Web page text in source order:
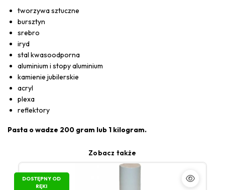
tworzywa sztuczne
bursztyn
srebro
iryd
stal kwasoodporna
aluminium i stopy aluminium
kamienie jubilerskie
acryl
plexa
reflektory
Pasta o wadze 200 gram lub 1 kilogram.
Zobacz także
DOSTĘPNY OD
RĘKI